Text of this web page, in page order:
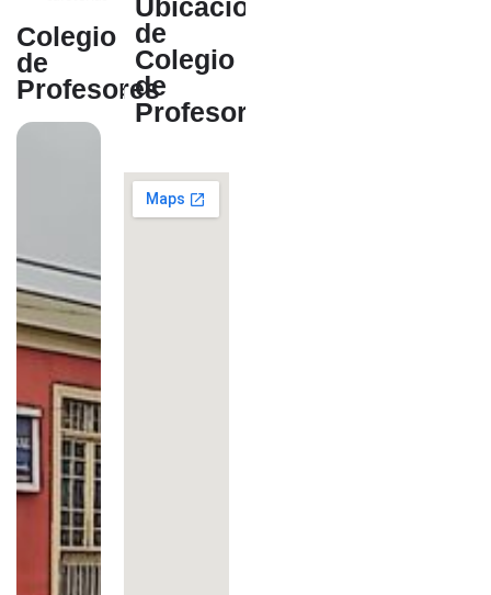
Colegio
de
Profesores
Ubicación
de
Colegio
de
Profesores